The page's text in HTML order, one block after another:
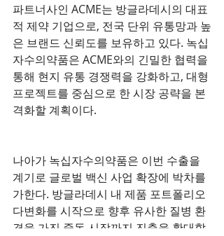
파트너사인 ACME는 방글라데시의 대표
적 제약 기업으로, 전국 단위 유통망과 높
은 브랜드 신뢰도를 보유하고 있다. 녹십
자수의약품은 ACME와의 긴밀한 협력을
통해 현지 유통 경쟁력을 강화하고, 대형
프로젝트를 중심으로 한 시장 공략을 본
격화할 계획이다.
나아가 녹십자수의약품은 이번 수출을
계기로 글로벌 백신 사업 확장에 박차를
가한다. 방글라데시 내 제품 포트폴리오
다변화를 시작으로 향후 유사한 질병 환
경을 가진 중동 시장까지 진출을 확대할